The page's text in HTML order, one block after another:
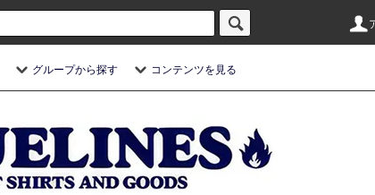
グループから探す コンテンツを見る